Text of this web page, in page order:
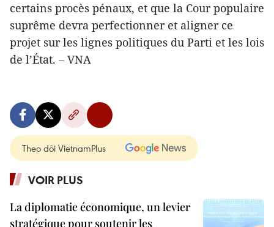
certains procès pénaux, et que la Cour populaire
suprême devra perfectionner et aligner ce
projet sur les lignes politiques du Parti et les lois
de l’État. – VNA
Theo dõi VietnamPlus
VOIR PLUS
La diplomatie économique, un levier
stratégique pour soutenir les